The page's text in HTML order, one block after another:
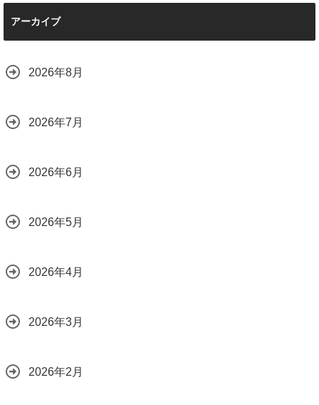
店で断られた悩み
をプロの技術で解
2026.08.04
は？
【施工事例】メル
セデス・ベンツ
C220d｜3層セラ
取り”「ミックスコ
ート」と弱点克服
2026.07.28
アーカイブ
2026年8月
2026年7月
2026年6月
2026年5月
2026年4月
2026年3月
2026年2月